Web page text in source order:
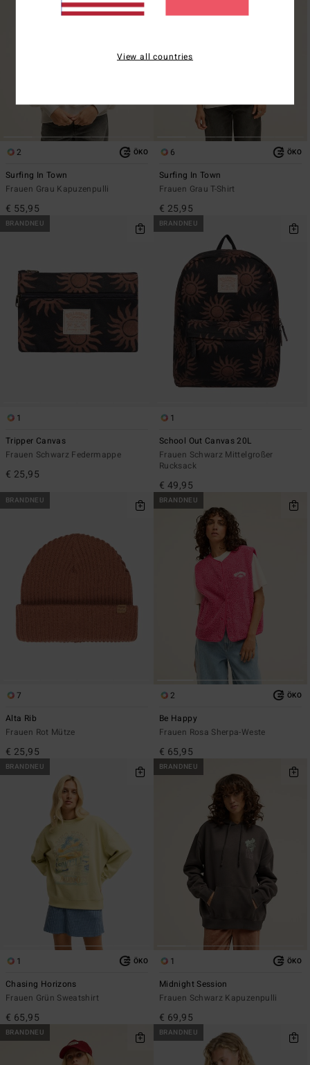
2 ÖKO
Surfing In Town
Frauen Grau Kapuzenpulli
€ 55,95
6 ÖKO
Surfing In Town
Frauen Grau T-Shirt
€ 25,95
BRANDNEU
1
Tripper Canvas
Frauen Schwarz Federmappe
€ 25,95
BRANDNEU
1
School Out Canvas 20L
Frauen Schwarz Mittelgroßer
Rucksack
€ 49,95
BRANDNEU
7
Alta Rib
Frauen Rot Mütze
€ 25,95
BRANDNEU
2 ÖKO
Be Happy
Frauen Rosa Sherpa-Weste
€ 65,95
BRANDNEU
1 ÖKO
Chasing Horizons
Frauen Grün Sweatshirt
€ 65,95
BRANDNEU
1 ÖKO
Midnight Session
Frauen Schwarz Kapuzenpulli
€ 69,95
BRANDNEU BRANDNEU
View all countries